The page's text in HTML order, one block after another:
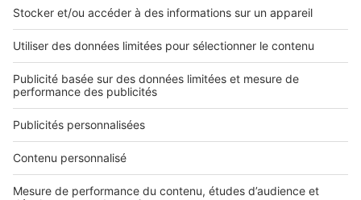
L'ENTREPRISE
Nous contacter
Nous recrutons
NOS APPLICATIONS
Découvrez nos applications